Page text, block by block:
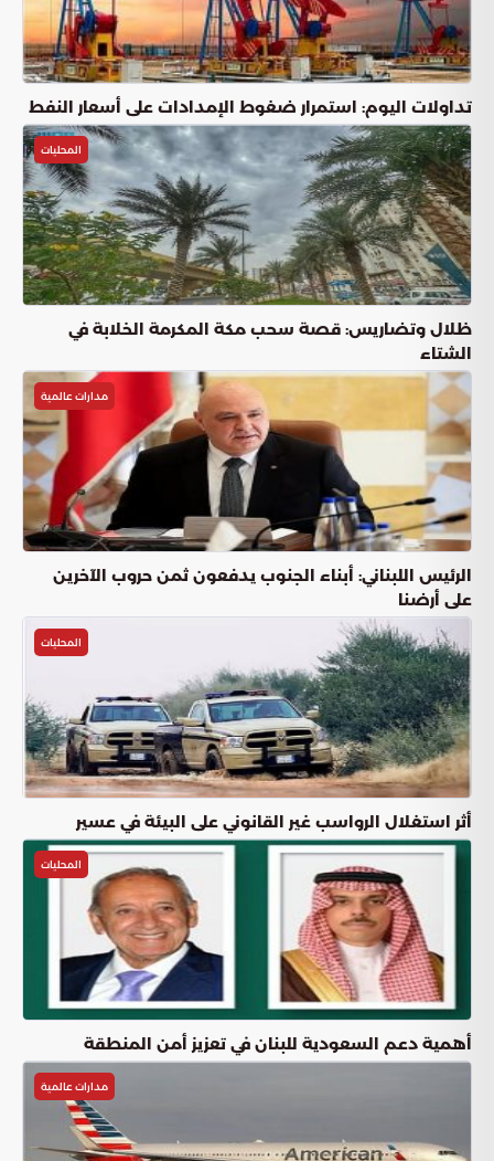
تداولات اليوم: استمرار ضغوط الإمدادات على أسعار النفط
المحليات
ظلال وتضاريس: قصة سحب مكة المكرمة الخلابة في
الشتاء
مدارات عالمية
الرئيس اللبناني: أبناء الجنوب يدفعون ثمن حروب الآخرين
على أرضنا
المحليات
أثر استغلال الرواسب غير القانوني على البيئة في عسير
المحليات
أهمية دعم السعودية للبنان في تعزيز أمن المنطقة
مدارات عالمية